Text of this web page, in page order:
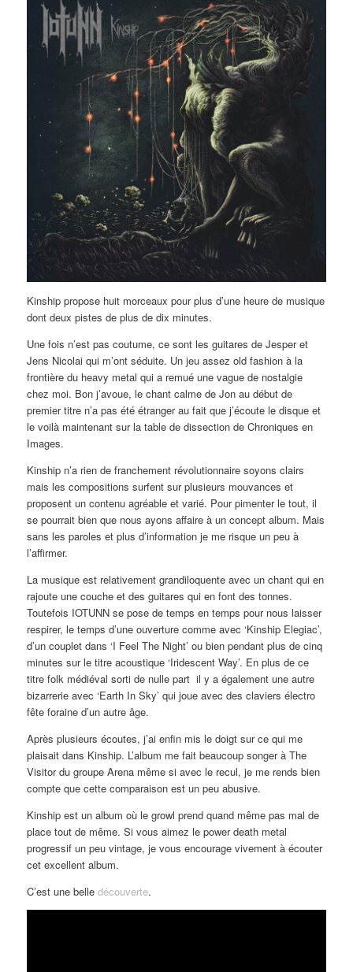
Kinship propose huit morceaux pour plus d’une heure de musique
dont deux pistes de plus de dix minutes.
Une fois n’est pas coutume, ce sont les guitares de Jesper et
Jens Nicolai qui m’ont séduite. Un jeu assez old fashion à la
frontière du heavy metal qui a remué une vague de nostalgie
chez moi. Bon j’avoue, le chant calme de Jon au début de
premier titre n’a pas été étranger au fait que j’écoute le disque et
le voilà maintenant sur la table de dissection de Chroniques en
Images.
Kinship n’a rien de franchement révolutionnaire soyons clairs
mais les compositions surfent sur plusieurs mouvances et
proposent un contenu agréable et varié. Pour pimenter le tout, il
se pourrait bien que nous ayons affaire à un concept album. Mais
sans les paroles et plus d’information je me risque un peu à
l’affirmer.
La musique est relativement grandiloquente avec un chant qui en
rajoute une couche et des guitares qui en font des tonnes.
Toutefois IOTUNN se pose de temps en temps pour nous laisser
respirer, le temps d’une ouverture comme avec ‘Kinship Elegiac’,
d’un couplet dans ‘I Feel The Night’ ou bien pendant plus de cinq
minutes sur le titre acoustique ‘Iridescent Way’. En plus de ce
titre folk médiéval sorti de nulle part il y a également une autre
bizarrerie avec ‘Earth In Sky’ qui joue avec des claviers électro
fête foraine d’un autre âge.
Après plusieurs écoutes, j’ai enfin mis le doigt sur ce qui me
plaisait dans Kinship. L’album me fait beaucoup songer à The
Visitor du groupe Arena même si avec le recul, je me rends bien
compte que cette comparaison est un peu abusive.
Kinship est un album où le growl prend quand même pas mal de
place tout de même. Si vous aimez le power death metal
progressif un peu vintage, je vous encourage vivement à écouter
cet excellent album.
C’est une belledécouverte.